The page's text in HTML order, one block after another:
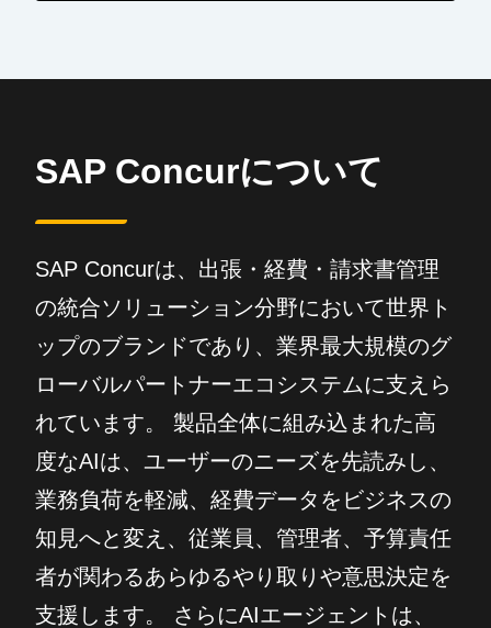
SAP Concurについて
SAP Concurは、出張・経費・請求書管理
の統合ソリューション分野において世界ト
ップのブランドであり、業界最大規模のグ
ローバルパートナーエコシステムに支えら
れています。 製品全体に組み込まれた高
度なAIは、ユーザーのニーズを先読みし、
業務負荷を軽減、経費データをビジネスの
知見へと変え、従業員、管理者、予算責任
者が関わるあらゆるやり取りや意思決定を
支援します。 さらにAIエージェントは、